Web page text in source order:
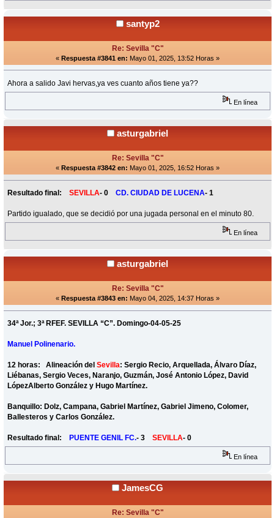
santyp2
Re: Sevilla "C"
« Respuesta #3841 en: Mayo 01, 2025, 13:52 Horas »
Ahora a salido Javi hervas,ya ves cuanto años tiene ya??
En línea
asturgabriel
Re: Sevilla "C"
« Respuesta #3842 en: Mayo 01, 2025, 16:52 Horas »
Resultado final: SEVILLA- 0CD. CIUDAD DE LUCENA- 1
Partido igualado, que se decidió por una jugada personal en el minuto 80.
En línea
asturgabriel
Re: Sevilla "C"
« Respuesta #3843 en: Mayo 04, 2025, 14:37 Horas »
34ª Jor.; 3ª RFEF. SEVILLA “C”. Domingo-04-05-25
Manuel Polinenario.
12 horas: Alineación delSevilla: Sergio Recio, Arquellada, Álvaro Díaz,
Liébanas, Sergio Veces, Naranjo, Guzmán, José Antonio López, David
LópezAlberto González y Hugo Martínez.
Banquillo: Dolz, Campana, Gabriel Martínez, Gabriel Jimeno, Colomer,
Ballesteros y Carlos González.
Resultado final: PUENTE GENIL FC.- 3 SEVILLA- 0
En línea
JamesCG
Re: Sevilla "C"